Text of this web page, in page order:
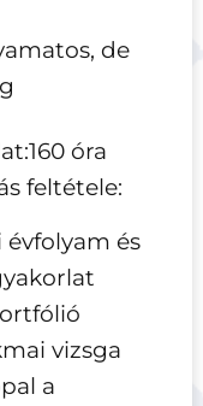
de
óra
feltétele:
és
vizsga
a